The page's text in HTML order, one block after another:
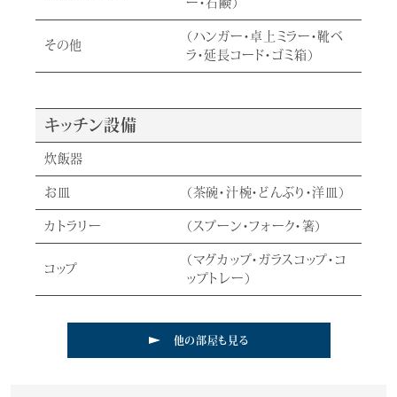
ー・石鹸）
その他
（ハンガー・卓上ミラー・靴ベ
ラ・延長コード・ゴミ箱）
キッチン設備
炊飯器
お皿 （茶碗・汁椀・どんぶり・洋皿）
カトラリー （スプーン・フォーク・箸）
コップ
（マグカップ・ガラスコップ・コ
ップトレー）
他の部屋も見る